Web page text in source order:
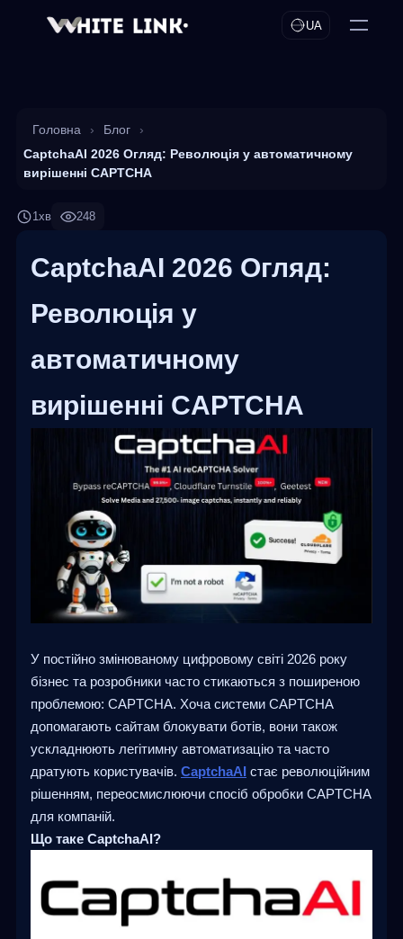
UA
Головна › Блог
›
CaptchaAI 2026 Огляд: Революція у автоматичному
вирішенні CAPTCHA
1хв 248
CaptchaAI 2026 Огляд:
Революція у
автоматичному
вирішенні CAPTCHA
У постійно змінюваному цифровому світі 2026 року
бізнес та розробники часто стикаються з поширеною
проблемою: CAPTCHA. Хоча системи CAPTCHA
допомагають сайтам блокувати ботів, вони також
ускладнюють легітимну автоматизацію та часто
дратують користувачів. CaptchaAI стає революційним
рішенням, переосмислюючи спосіб обробки CAPTCHA
для компаній.
Що таке CaptchaAI?